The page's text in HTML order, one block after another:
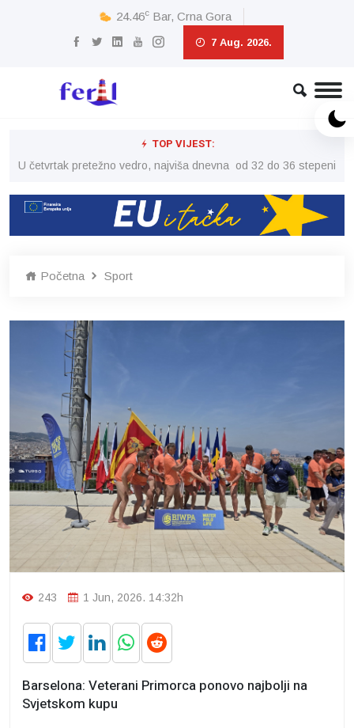
24.46c Bar, Crna Gora
7 Aug. 2026.
TOP VIJEST:
U četvrtak pretežno vedro, najviša dnevna od 32 do 36 stepeni
Početna Sport
243 1 Jun, 2026. 14:32h
Barselona: Veterani Primorca ponovo najbolji na
Svjetskom kupu